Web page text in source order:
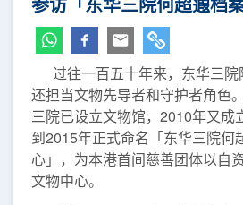
过往一百五十年来，东华三院
还担当文物先导者和守护者角色
三院已设立文物馆，2010年又成
到2015年正式命名「东华三院何
心」，为本港首间慈善团体以自
文物中心。